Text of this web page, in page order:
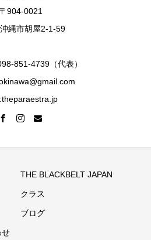
〒904-0021
縄市胡屋2-1-59
851-4739（代表）
THE BLACKBELT JAPAN
クラス
ブログ
せ